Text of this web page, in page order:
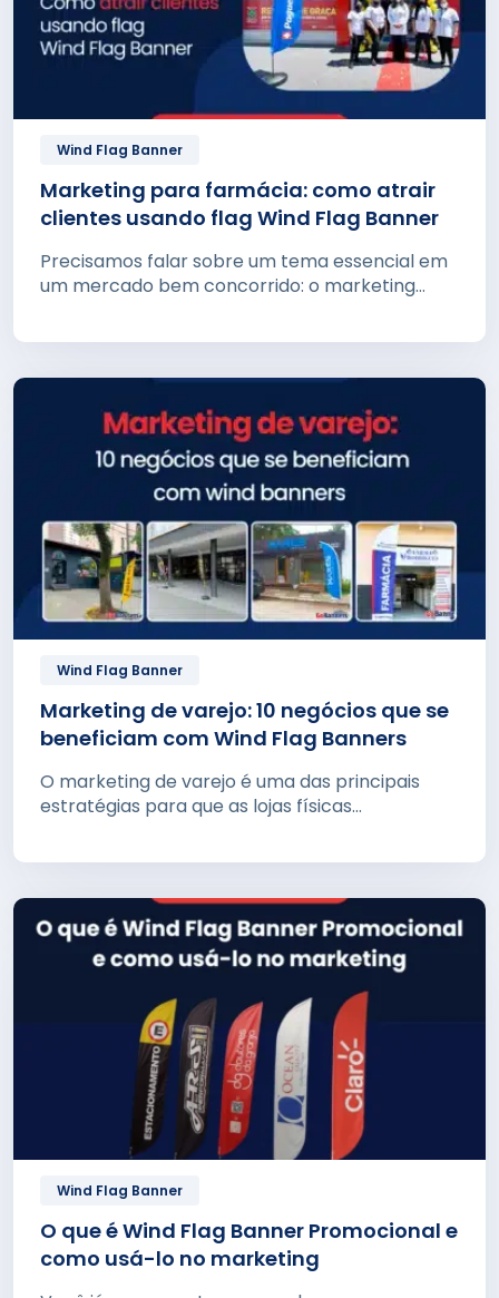
Wind Flag Banner
Marketing para farmácia: como atrair
clientes usando flag Wind Flag Banner
Precisamos falar sobre um tema essencial em
um mercado bem concorrido: o marketing
Wind Flag Banner
Marketing de varejo: 10 negócios que se
beneficiam com Wind Flag Banners
O marketing de varejo é uma das principais
estratégias para que as lojas físicas...
Wind Flag Banner
O que é Wind Flag Banner Promocional e
como usá-lo no marketing